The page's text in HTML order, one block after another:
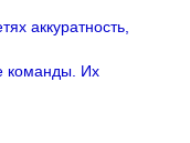
аккуратность,
команды. Их